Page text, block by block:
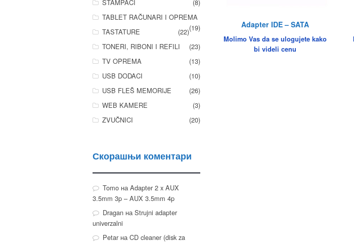
Adapter IDE – SATA
Molimo Vas da se ulogujete kako
bi videli cenu
ŠTAMPAČI
(8)
TABLET RAČUNARI I OPREMA
(19)
TASTATURE
(22)
TONERI, RIBONI I REFILI
(23)
TV OPREMA
(13)
USB DODACI
(10)
USB FLEŠ MEMORIJE
(26)
WEB KAMERE
(3)
ZVUČNICI
(20)
Скорашњи коментари
Tomo наAdapter 2 x AUX
3.5mm 3p – AUX 3.5mm 4p
Dragan наStrujni adapter
univerzalni
Petar наCD cleaner (disk za